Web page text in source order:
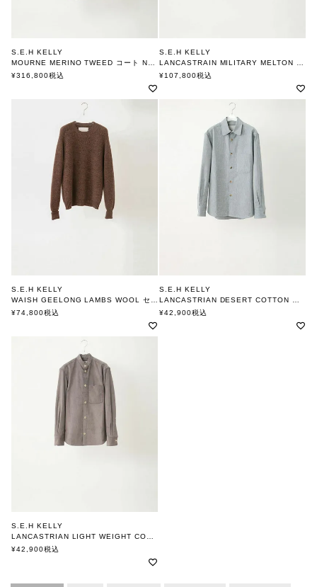
S.E.H KELLY
MOURNE MERINO TWEED コート NAVY
エスイーエイチケリー
¥316,800税込
S.E.H KELLY
LANCASTRAIN MILITARY MELTON REVERSIBLE シャツジャケット
エスイーエイチケリー
¥107,800税込
S.E.H KELLY
WAISH GEELONG LAMBS WOOL セーター
エスイーエイチケリー
¥74,800税込
S.E.H KELLY
LANCASTRIAN DESERT COTTON シャツ
エスイーエイチケリー
¥42,900税込
S.E.H KELLY
LANCASTRIAN LIGHT WEIGHT CORDUROY GRANDAD SHIRT
エスイーエイチケリー
¥42,900税込